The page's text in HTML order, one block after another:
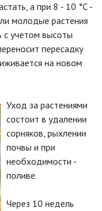
а при 8 - 10 °C -
молодые растения
с учетом высоты
пересадку
на новом
Уход за растениями
состоит в удалении
сорняков, рыхлении
почвы и при
необходимости -
поливе.
Через 10 недель